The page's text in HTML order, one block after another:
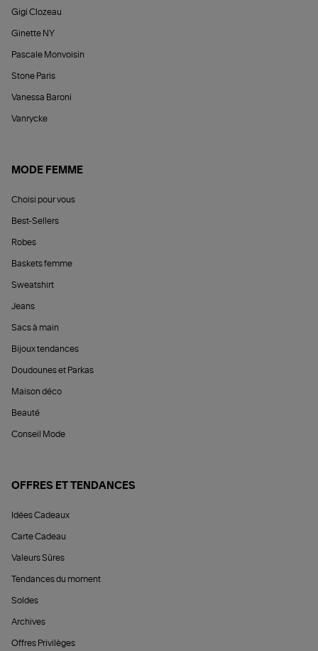
Gigi Clozeau
Ginette NY
Pascale Monvoisin
Stone Paris
Vanessa Baroni
Vanrycke
MODE FEMME
Choisi pour vous
Best-Sellers
Robes
Baskets femme
Sweatshirt
Jeans
Sacs à main
Bijoux tendances
Doudounes et Parkas
Maison déco
Beauté
Conseil Mode
OFFRES ET TENDANCES
Idées Cadeaux
Carte Cadeau
Valeurs Sûres
Tendances du moment
Soldes
Archives
Offres Privilèges